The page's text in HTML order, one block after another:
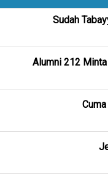
Sudah
Alumni 212